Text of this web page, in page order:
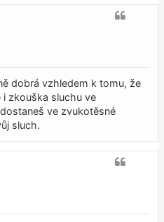
dobrá vzhledem k tomu, že
zkouška sluchu ve
ve zvukotěsné
sluch.